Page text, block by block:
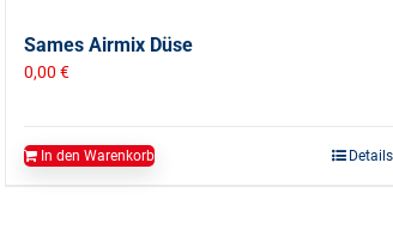
Sames Airmix Düse
0,00 €
In den Warenkorb Details